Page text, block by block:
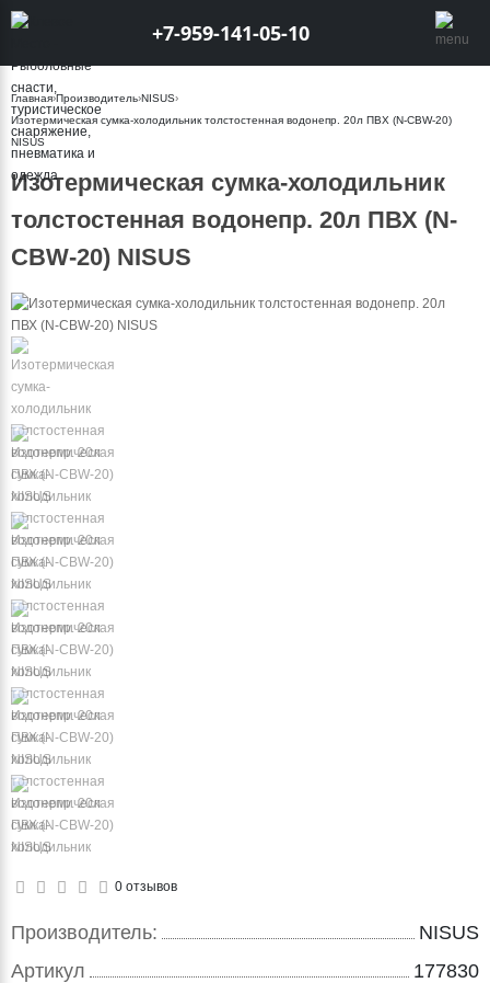
+7-959-141-05-10
Главная›Производитель›NISUS›
Изотермическая сумка-холодильник толстостенная водонепр. 20л ПВХ (N-CBW-20)
NISUS
Изотермическая сумка-холодильник
толстостенная водонепр. 20л ПВХ (N-
CBW-20) NISUS
0 отзывов
Производитель:
NISUS
Артикул
177830